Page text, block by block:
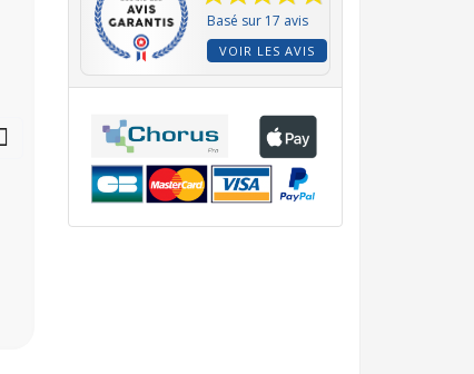
Kit solution KCL +
bouchon stockage
Basé sur 17 avis
VOIR LES AVIS